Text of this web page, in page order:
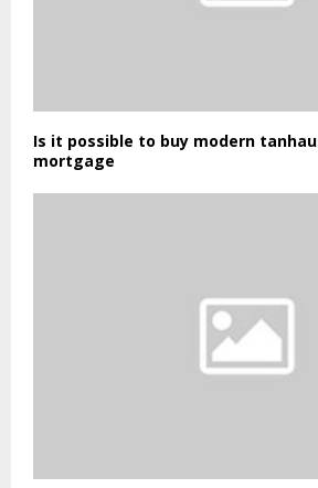
Is it possible to buy modern
mortgage